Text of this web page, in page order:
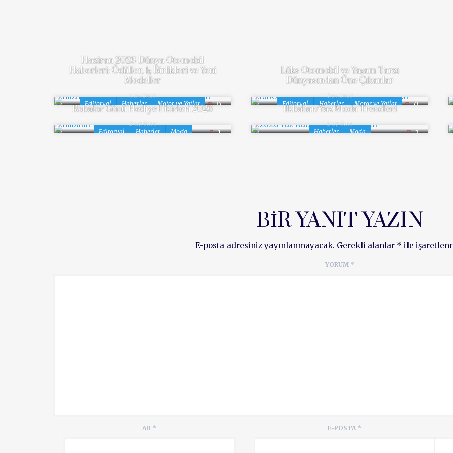
RELATED POSTS
Editoryal Haberler Motor ve Yatlar 0
Haziran 2026 Dünya Otomobil
Haberleri: Ödüller, İş Birlikleri ve Yeni
Modeller
1 ay önce
Editoryal
Haberler Motor ve Yatlar 0
Lüks Otomobil ve Yaşam Tarzı
Dünyasından Öne Çıkanlar
1 ay önce
Editoryal Haberler Moda 1
Babalar Günü Hediye Fikirleri 2026
2 ay önce
Haberler
Moda 1
İlkbahar/Yaz Moda Trendleri
2 ay önce
BIR YANIT YAZIN
E-posta adresiniz yayınlanmayacak. Gerekli alanlar * ile
YORUM *
AD * E-POSTA *